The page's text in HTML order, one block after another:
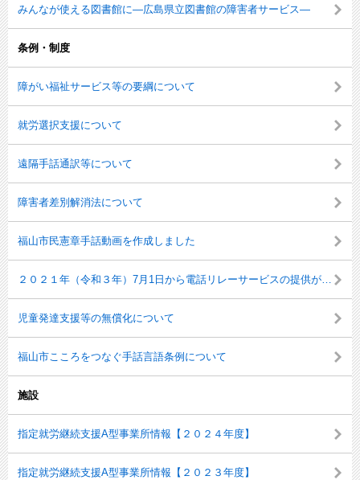
みんなが使える図書館に―広島県立図書館の障害者サービス―
条例・制度
障がい福祉サービス等の要綱について
就労選択支援について
遠隔手話通訳等について
障害者差別解消法について
福山市民憲章手話動画を作成しました
２０２１年（令和３年）7月1日から電話リレーサービスの提供が開始されました
児童発達支援等の無償化について
福山市こころをつなぐ手話言語条例について
施設
指定就労継続支援A型事業所情報【２０２４年度】
指定就労継続支援A型事業所情報【２０２３年度】